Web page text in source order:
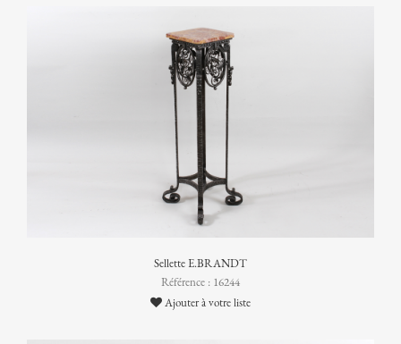
Sellette E.BRANDT
Référence : 16244
Ajouter à votre liste